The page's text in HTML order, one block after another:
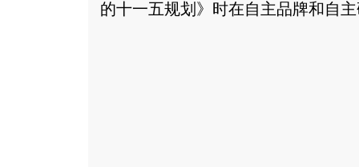
的十一五规划》时在自主品牌和自